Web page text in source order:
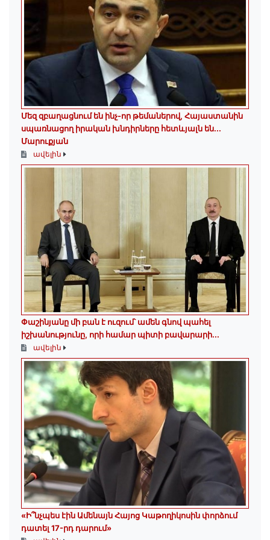
Մեզ զբաղացնում են ինչ-որ թեմաներով, Հայաստանին
սպառնացող իրական խնդիրները հետևյալն են․․․
Մարուքյան
ավելին
Փաշինյանը մի բան է ուզում՝ ամեն գնով պահել
իշխանությունը, որի համար պիտի բավարարի...
ավելին
«Ի՞նչպես էին Ամենայն Հայոց Կաթողիկոսին փորձում
դատել 17-րդ դարում»